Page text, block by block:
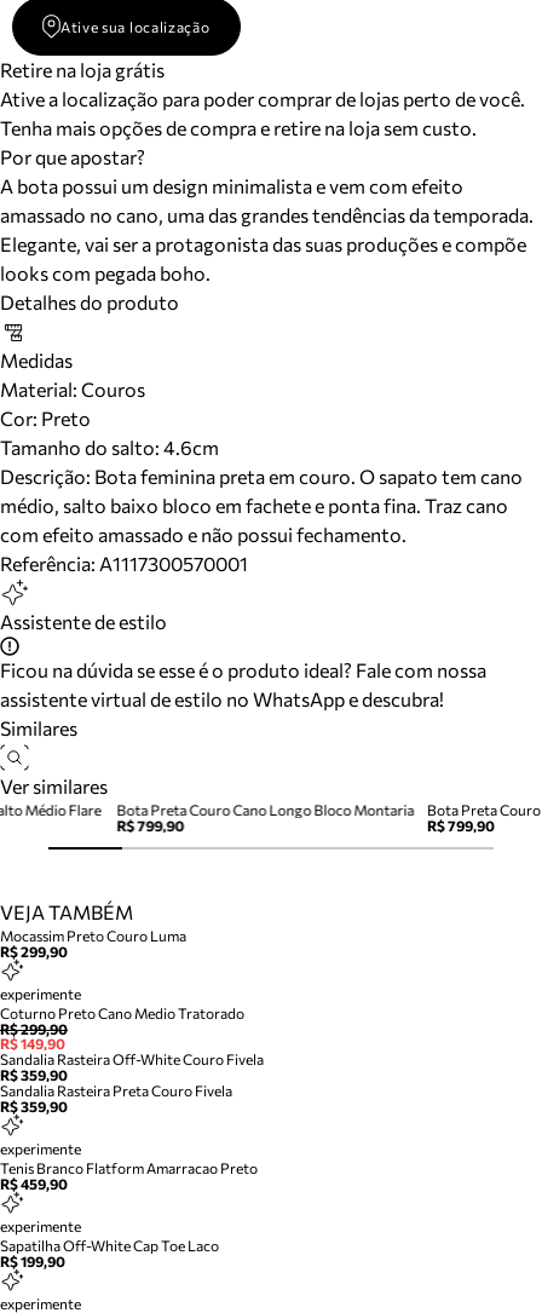
Ative sua localização
Retire na loja grátis
Ative a localização para poder comprar de lojas perto de você.
Tenha mais opções de compra e retire na loja sem custo.
Por que apostar?
A bota possui um design minimalista e vem com efeito
amassado no cano, uma das grandes tendências da temporada.
Elegante, vai ser a protagonista das suas produções e compõe
looks com pegada boho.
Detalhes do produto
Medidas
Material: Couros
Cor: Preto
Tamanho do salto: 4.6cm
Descrição: Bota feminina preta em couro. O sapato tem cano
médio, salto baixo bloco em fachete e ponta fina. Traz cano
com efeito amassado e não possui fechamento.
Referência: A1117300570001
Assistente de estilo
Ficou na dúvida se esse é o produto ideal? Fale com nossa
assistente virtual de estilo no WhatsApp e descubra!
Similares
Ver similares
Bota Preta Couro Cano Longo Bloco Montaria
R$ 799,90
Bota Preta
R$ 799,90
Médio Flare
VEJA TAMBÉM
Mocassim Preto Couro Luma
R$ 299,90
experimente
Coturno Preto Cano Medio Tratorado
R$ 299,90
R$ 149,90
Sandalia Rasteira Off-White Couro Fivela
R$ 359,90
Sandalia Rasteira Preta Couro Fivela
R$ 359,90
experimente
Tenis Branco Flatform Amarracao Preto
R$ 459,90
experimente
Sapatilha Off-White Cap Toe Laco
R$ 199,90
experimente